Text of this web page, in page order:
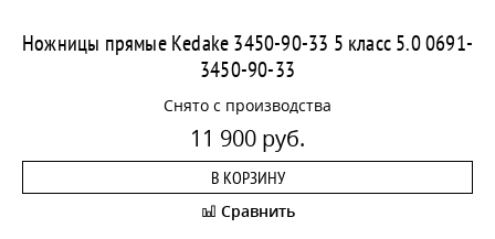
Ножницы прямые Kedake 3450-90-33 5 класс 5.0 0691-
3450-90-33
Снято с производства
11 900 руб.
В КОРЗИНУ
Сравнить